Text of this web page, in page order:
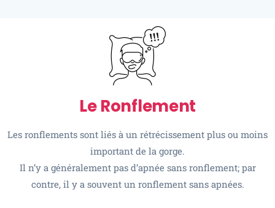
Le Ronflement
Les ronflements sont liés à un rétrécissement plus ou moins
important de la gorge.
Il n’y a généralement pas d’apnée sans ronflement; par
contre, il y a souvent un ronflement sans apnées.